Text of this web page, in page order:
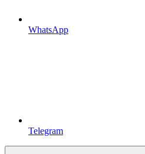
WhatsApp
Telegram